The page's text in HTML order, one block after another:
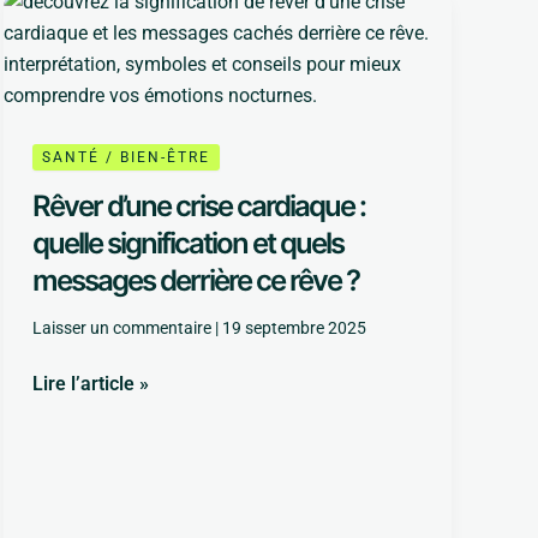
SANTÉ / BIEN-ÊTRE
Rêver d’une crise cardiaque :
quelle signification et quels
messages derrière ce rêve ?
Laisser un commentaire | 19 septembre 2025
d’une
crise
cardiaque
quelle
et
quels
messages
rêve
Lire l’article »